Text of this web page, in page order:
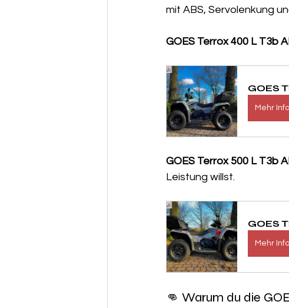
mit ABS, Servolenkung
GOES Terrox 400 L T3b
GOES
Mehr
GOES Terrox 500 L T3b
Leistung willst.
GOES
Mehr
👊 Warum du die